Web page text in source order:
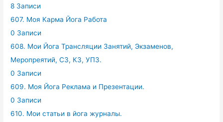
8 Записи
607. Моя Карма Йога Работа
0 Записи
608. Мои Йога Трансляции Занятий, Экзаменов,
Меропреятий, СЗ, КЗ, УПЗ.
0 Записи
609. Моя Йога Реклама и Презентации.
0 Записи
610. Мои статьи в йога журналы.